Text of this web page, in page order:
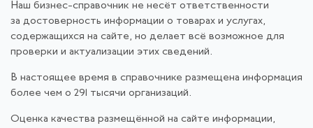
Наш бизнес-справочник не несёт ответственности
за достоверность информации о товарах и услугах,
содержащихся на сайте, но делает всё возможное для
проверки и актуализации этих сведений.
В настоящее время в справочнике размещена информация
более чем о 291 тысячи организаций.
Оценка качества размещённой на сайте информации,